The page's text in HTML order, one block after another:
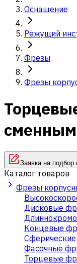
Оснащение
Режущий
Фрезы
Фрезы
Заявка на подбор
Каталог товаров
Фрезы
Дисковые
Концевые
Фасочные
Торцевые